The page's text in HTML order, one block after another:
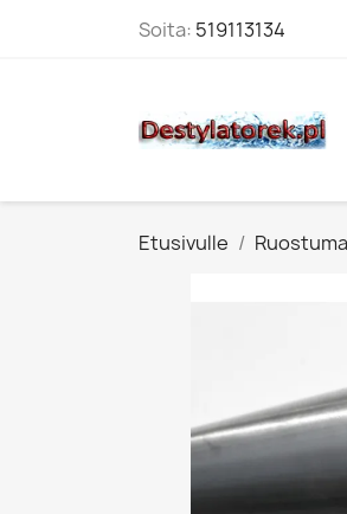
Soita: 519113134
Etusivulle